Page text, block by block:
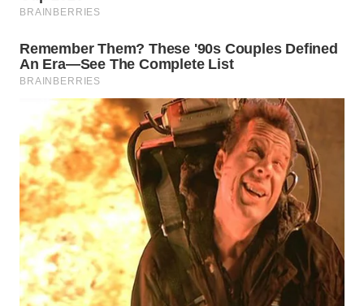
NEWS
WAHANA
TANI
WAHANA
ADVOKAT
WAHANA
INFRASTRUKTUR
WAHANA
KONSUMEN